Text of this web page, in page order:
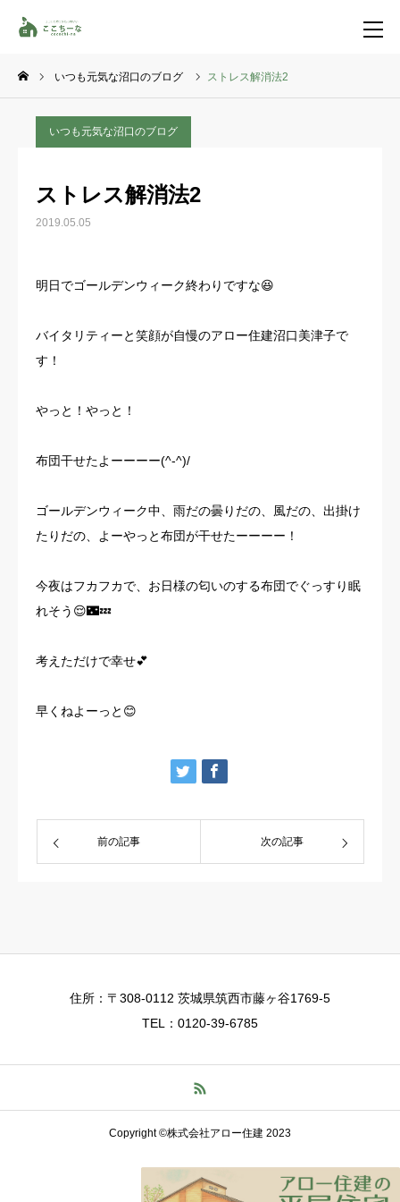
いつも元気な沼口のブログ ストレス解消法2
いつも元気な沼口のブログ
ストレス解消法2
2019.05.05
明日でゴールデンウィーク終わりですな😆
バイタリティーと笑顔が自慢のアロー住建沼口美津子で
す！
やっと！やっと！
布団干せたよーーーー(^-^)/
ゴールデンウィーク中、雨だの曇りだの、風だの、出掛け
たりだの、よーやっと布団が干せたーーーー！
今夜はフカフカで、お日様の匂いのする布団でぐっすり眠
れそう😌🌃💤
考えただけで幸せ💕
早くねよーっと😊
前の記事 次の記事
住所：〒308-0112 茨城県筑西市藤ヶ谷1769-5
TEL：0120-39-6785
Copyright ©株式会社アロー住建 2023
お問い合わせ
LINE登録
特集コンテンツ